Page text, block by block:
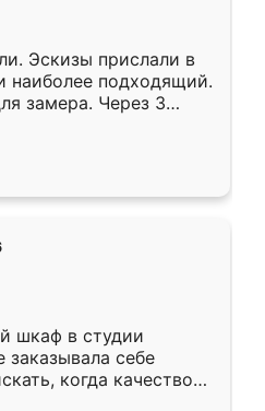
Эскизы прислали в
наиболее подходящий.
замера. Через 3
готова. Остались
Ренессанс
работу!
шкаф в студии
заказывала себе
когда качеством
кухня уже почти